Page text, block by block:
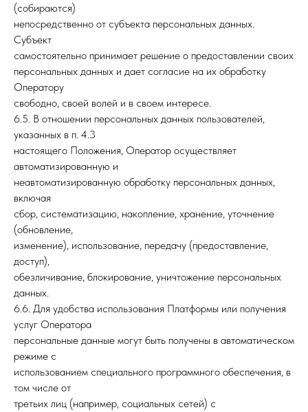
(собираются)
непосредственно от субъекта персональных данных.
Субъект
самостоятельно принимает решение о предоставлении своих
персональных данных и дает согласие на их обработку
Оператору
свободно, своей волей и в своем интересе.
6.5. В отношении персональных данных пользователей,
указанных в п. 4.3
настоящего Положения, Оператор осуществляет
автоматизированную и
неавтоматизированную обработку персональных данных,
включая
сбор, систематизацию, накопление, хранение, уточнение
(обновление,
изменение), использование, передачу (предоставление,
доступ),
обезличивание, блокирование, уничтожение персональных
данных.
6.6. Для удобства использования Платформы или получения
услуг Оператора
персональные данные могут быть получены в автоматическом
режиме с
использованием специального программного обеспечения, в
том числе от
третьих лиц (например, социальных сетей) с